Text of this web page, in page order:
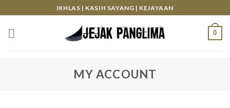
to
content
IKHLAS | KASIH SAYANG | KEJAYAAN
0
MY ACCOUNT